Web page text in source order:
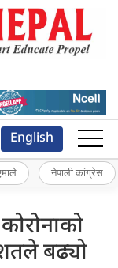
English
नेपाली कांग्रेस
बढ्यो